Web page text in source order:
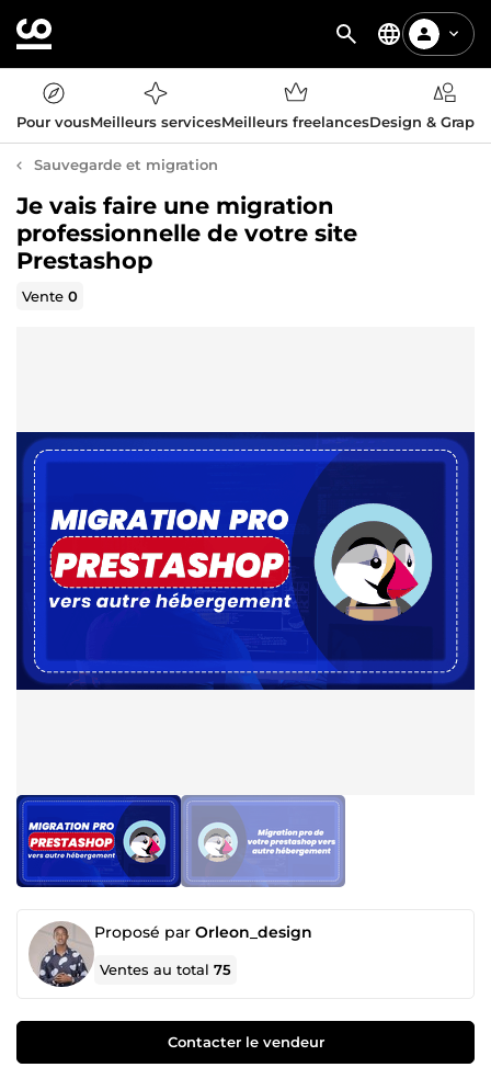
Pour vousMeilleurs servicesMeilleurs freelancesDesign &
Sauvegarde et migration
Je vais faire une migration
professionnelle de votre site
Prestashop
Vente0
Proposé par Orleon_design
Ventes au total75
Contacter le vendeur